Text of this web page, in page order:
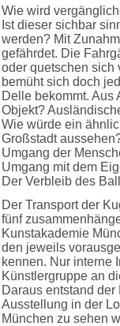
Wie wird
Ist dieser sichbar
werden? Mit
gefährdet. Die
oder quetschen sich
bemüht sich doch
Delle bekommt. Aus
Objekt?
Wie würde ein
Großstadt
Umgang der
Umgang mit dem
Der Verbleib des
Der Transport der
fünf
Kunstakademie
den jeweils
kennen. Nur interne
Künstlergruppe an
Daraus entstand
Ausstellung in der
München zu sehen